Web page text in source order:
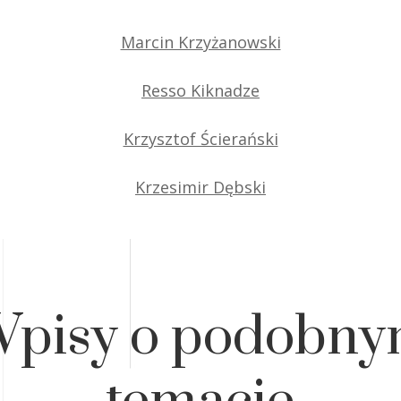
Marcin Krzyżanowski
Resso Kiknadze
Krzysztof Ścierański
Krzesimir Dębski
o